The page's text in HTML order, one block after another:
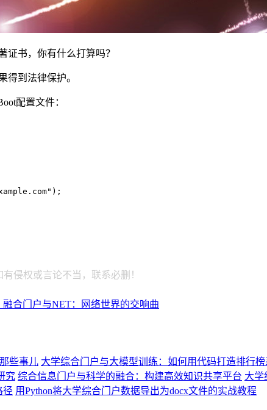
证书，你有什么打算吗？
得到法律保护。
配置文件：
侵权或言论不当，联系必删！
融合门户与NET：网络世界的交响曲
些事儿 大学综合门户与大模型训练：如何用代码打造排行
究 综合信息门户与科学的融合：构建高效知识共享平台 大学
径 用Python将大学综合门户数据导出为docx文件的实战教程